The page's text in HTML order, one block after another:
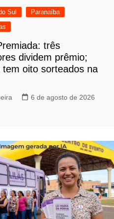
Sul
Paranaíba
três
dividem prêmio;
tem oito sorteados na
6 de agosto de 2026